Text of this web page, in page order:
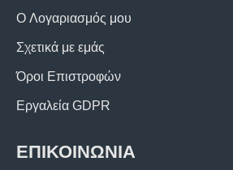
O Λογαριασμός μου
Σχετικά με εμάς
Όροι Επιστροφών
Εργαλεία GDPR
ΕΠΙΚΟΙΝΩΝΙΑ